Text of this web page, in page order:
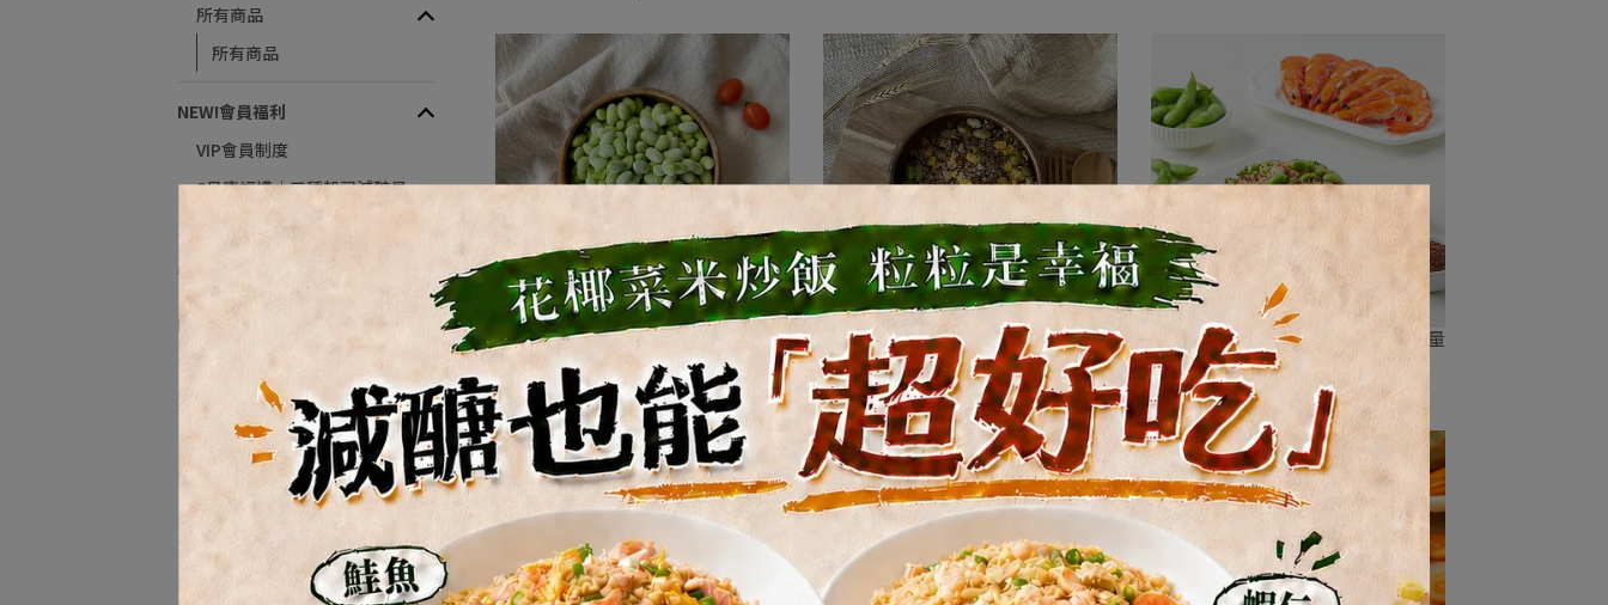
所有商品
所有商品
NEW!會員福利
VIP會員制度
8月康福禮｜三種起司減醣貝
產品加熱方式
HOME KITCHEN
低卡天堂冰淇淋
低脂康福餃/減醣千張餃
3D減醣貝果
花椰菜米炒飯
舒肥肉品(牛/雞/豬)
好蔬果拉麵/順暢鮮蔬/義式
IQF鮮凍毛豆仁1kg(一日蛋白質20%/
熱量7%)
NT$235
藜麥毛豆甜玉米 (一日蛋白質24%/熱
量12%)
NT$88NT$99
藜麥毛豆蝦仁 (一日蛋白質42% / 熱量
14%)
NT$225